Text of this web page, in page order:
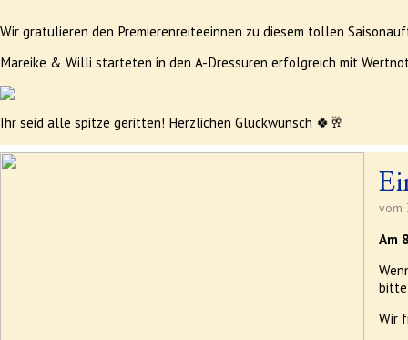
Wir gratulieren den Premierenreiteeinnen zu diesem tollen
Mareike & Willi starteten in den A-Dressuren erfolgreich mit
Ihr seid alle spitze geritten! Herzlichen Glückwunsch 🍀🥂
vom
Am
bitte
Wir